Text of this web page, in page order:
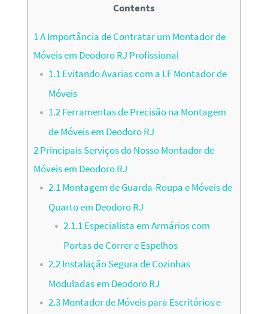
Contents
1A Importância de Contratar um Montador de
Móveis em Deodoro RJ Profissional
1.1Evitando Avarias com a LF Montador de
Móveis
1.2Ferramentas de Precisão na Montagem
de Móveis em Deodoro RJ
2Principais Serviços do Nosso Montador de
Móveis em Deodoro RJ
2.1Montagem de Guarda-Roupa e Móveis de
Quarto em Deodoro RJ
2.1.1Especialista em Armários com
Portas de Correr e Espelhos
2.2Instalação Segura de Cozinhas
Moduladas em Deodoro RJ
2.3Montador de Móveis para Escritórios e